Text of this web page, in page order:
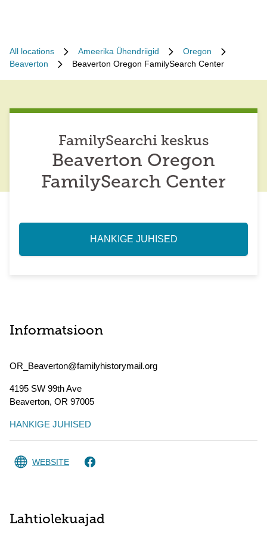
All locations Ameerika Ühendriigid
Oregon
Beaverton
Beaverton Oregon FamilySearch Center
FamilySearchi keskus
Beaverton Oregon
FamilySearch Center
HANKIGE JUHISED
Informatsioon
OR_Beaverton@familyhistorymail.org
4195 SW 99th Ave
Beaverton, OR 97005
HANKIGE JUHISED
WEBSITE
Lahtiolekuajad